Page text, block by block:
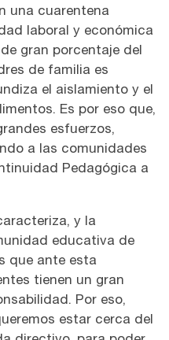
una cuarentena
laboral y económica
gran porcentaje del
de familia es
el aislamiento y el
Es por eso que,
esfuerzos,
a las comunidades
Pedagógica a
y la
educativa de
que ante esta
tienen un gran
Por eso,
estar cerca del